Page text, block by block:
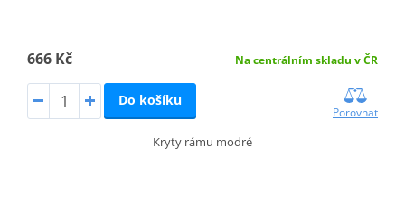
666 Kč Na centrálním skladu v ČR
Do košíku
Porovnat
Kryty rámu modré